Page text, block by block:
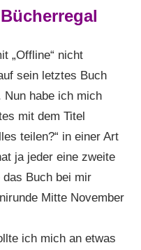
„Offline“ nicht
sein letztes Buch
Nun habe ich mich
mit dem Titel
teilen?“ in einer Art
ja jeder eine zweite
Buch bei mir
Mitte November
ich mich an etwas